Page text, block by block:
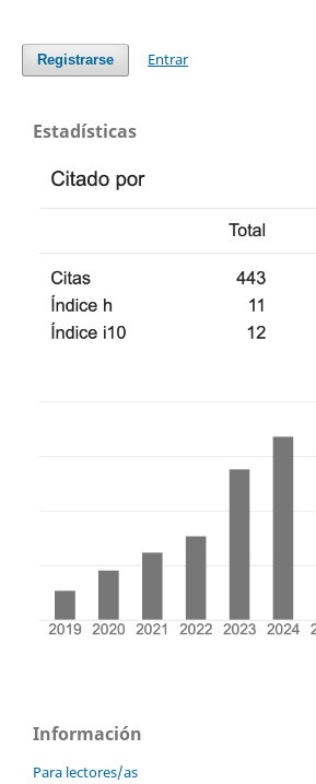
Registrarse Entrar
Estadísticas
Información
Para lectores/as